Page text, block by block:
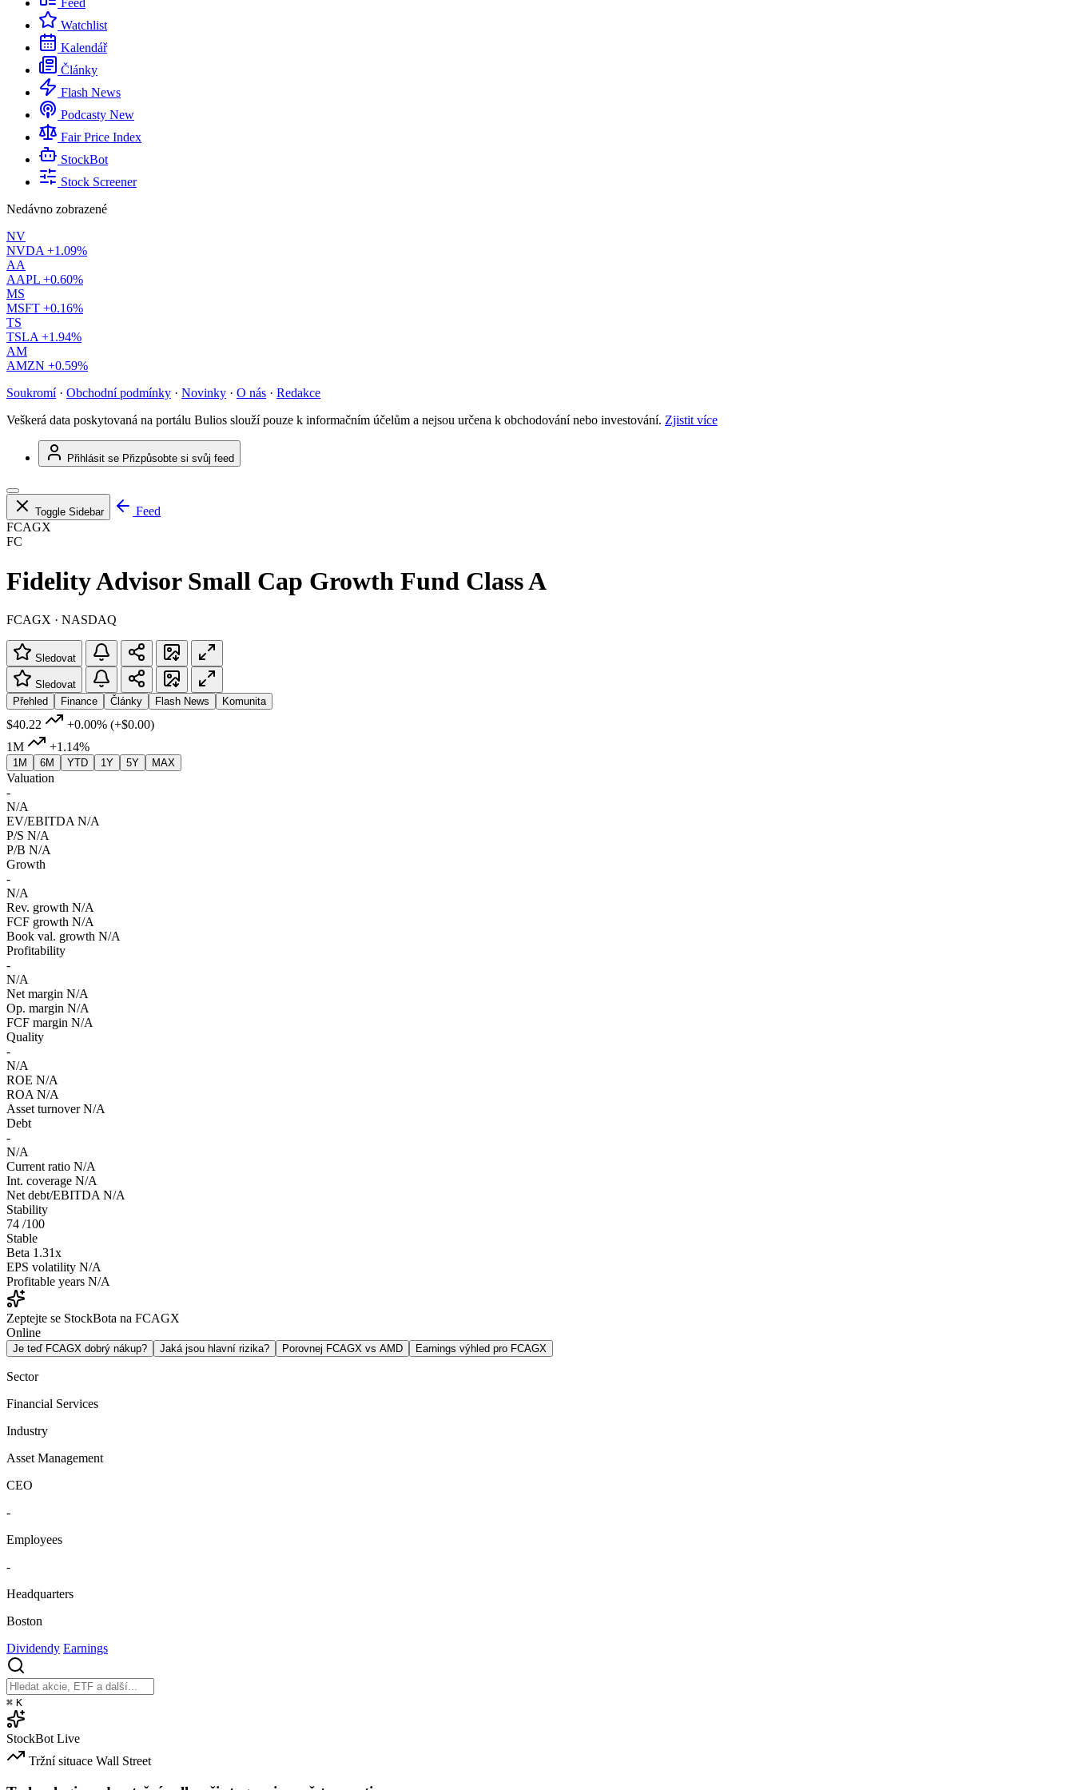
Feed
Watchlist
Kalendář
Články
Flash News
Podcasty New
Fair Price Index
StockBot
Stock Screener
Nedávno zobrazené
NV
NVDA +1.09%
AA
AAPL +0.60%
MS
MSFT +0.16%
TS
TSLA +1.94%
AM
AMZN +0.59%
Soukromí · Obchodní podmínky · Novinky · O nás · Redakce
Veškerá data poskytovaná na portálu Bulios slouží pouze k informačním účelům a nejsou určena k obchodování nebo investování. Zjistit více
Přihlásit se Přizpůsobte si svůj feed
Toggle Sidebar
Feed
FCAGX
FC
Fidelity Advisor Small Cap Growth Fund Class A
FCAGX · NASDAQ
Sledovat
Sledovat
Přehled
Finance Články Flash News Komunita
$40.22 +0.00% (+$0.00)
1M
+1.14%
1M 6M YTD 1Y 5Y MAX
Valuation
-
N/A
EV/EBITDA N/A
P/S N/A
P/B N/A
Growth
-
N/A
Rev. growth N/A
FCF growth N/A
Book val. growth N/A
Profitability
-
N/A
Net margin N/A
Op. margin N/A
FCF margin N/A
Quality
-
N/A
ROE N/A
ROA N/A
Asset turnover N/A
Debt
-
N/A
Current ratio N/A
Int. coverage N/A
Net debt/EBITDA N/A
Stability
74 /100
Stable
Beta 1.31x
EPS volatility N/A
Profitable years N/A
Zeptejte se StockBota na FCAGX
Online
Je teď FCAGX dobrý nákup? Jaká jsou hlavní rizika? Porovnej FCAGX vs AMD Earnings výhled pro FCAGX
Sector
Financial Services
Industry
Asset Management
CEO
-
Employees
-
Headquarters
Boston
Dividendy Earnings
⌘ K
StockBot Live
Tržní situace Wall Street